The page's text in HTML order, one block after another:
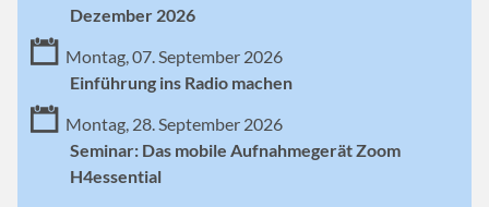
Dezember 2026
Montag, 07. September 2026
Einführung ins Radio machen
Montag, 28. September 2026
Seminar: Das mobile Aufnahmegerät Zoom
H4essential